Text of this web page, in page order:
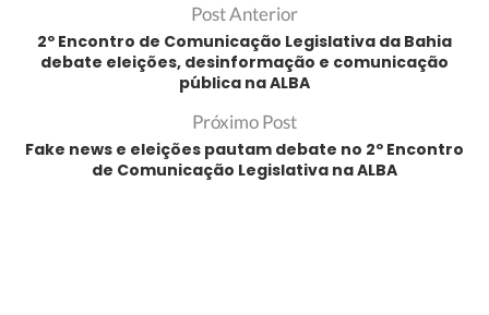
Post Anterior
2º Encontro de Comunicação Legislativa da Bahia
debate eleições, desinformação e comunicação
pública na ALBA
Próximo Post
Fake news e eleições pautam debate no 2º Encontro
de Comunicação Legislativa na ALBA